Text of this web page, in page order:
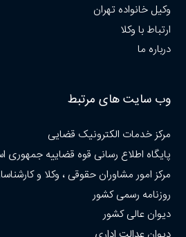
وکیل خانواده تهران
ارتباط با وکلا
درباره ما
وب سایت های مرتبط
مرکز خدمات الکترونیک قضایی
پایگاه اطلاع رسانی قوه قضاییه جمهوری
مرکز امور مشاوران حقوقی ، وکلا و
روزنامه رسمی کشور
دیوان عالی کشور